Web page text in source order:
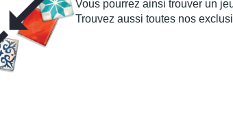
Vous pourrez ainsi trouver un
Trouvez aussi toutes nos